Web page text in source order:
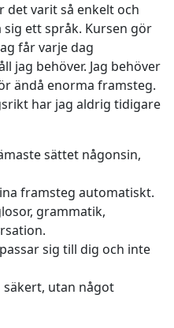
det varit så enkelt och
ett språk. Kursen gör
får varje dag
jag behöver. Jag behöver
ändå enorma framsteg.
har jag aldrig tidigare
sättet någonsin,
framsteg automatiskt.
grammatik,
sig till dig och inte
säkert, utan något